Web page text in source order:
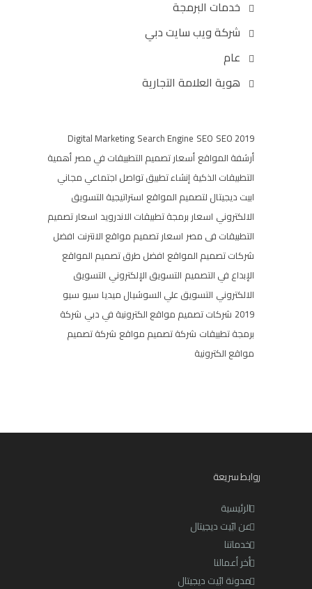
خدمات البرمجة
شركة ويب سايت دبي
عام
هوية العلامة التجارية
Digital Marketing Search Engine SEO SEO 2019
أرشفة المواقع أسعار تصميم التطبيقات في مصر أهمية
التطبيقات الذكية إنشاء تطبيق تواصل اجتماعي مجاني
ابيت ديجيتال لتصميم المواقع استراتيجية التسويق
الالكتروني اسعار برمجة تطبيقات الاندرويد اسعار تصميم
التطبيقات فى مصر اسعار تصميم مواقع الانترنت افضل
شركات تصميم المواقع افضل طرق تصميم المواقع
الإبداع في التصميم التسويق الإلكتروني التسويق
الالكتروني التسويق علي السوشيال ميديا سيو سيو
2019 شركات تصميم مواقع الكترونية في دبي شركة
برمجة تطبيقات شركة تصميم مواقع شركة تصميم
مواقع الكترونية
روابط سريعة
الرئيسية
عن ابّيت ديجيتال
خدماتنا
أخر أعمالنا
مدونة ابّيت ديجيتال